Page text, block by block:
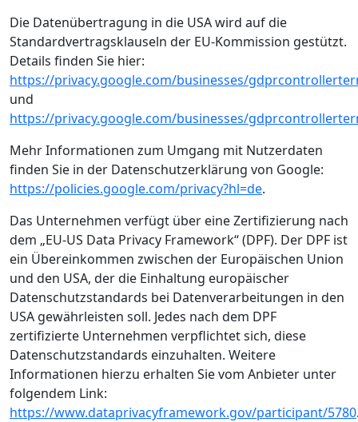
Die Datenübertragung in die USA wird auf die
Standardvertragsklauseln der EU-Kommission gestützt.
Details finden Sie hier:
https://privacy.google.com/businesses/
und
https://privacy.google.com/businesses/
Mehr Informationen zum Umgang mit Nutzerdaten
finden Sie in der Datenschutzerklärung von Google:
https://policies.google.com/privacy?hl=de.
Das Unternehmen verfügt über eine Zertifizierung nach
dem „EU-US Data Privacy Framework“ (DPF). Der DPF ist
ein Übereinkommen zwischen der Europäischen Union
und den USA, der die Einhaltung europäischer
Datenschutzstandards bei Datenverarbeitungen in den
USA gewährleisten soll. Jedes nach dem DPF
zertifizierte Unternehmen verpflichtet sich, diese
Datenschutzstandards einzuhalten. Weitere
Informationen hierzu erhalten Sie vom Anbieter unter
folgendem Link:
https://www.dataprivacyframework.gov/participant/5780